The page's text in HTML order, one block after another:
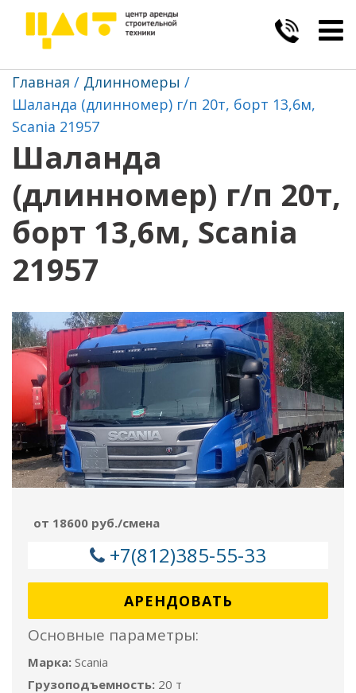
Главная
Длинномеры
Шаланда (длинномер) г/п 20т, борт 13,6м,
Scania 21957
Шаланда
(длинномер) г/п 20т,
борт 13,6м, Scania
21957
от 18600 руб./смена
+7(812)385-55-33
АРЕНДОВАТЬ
Основные параметры:
Марка: Scania
Грузоподъемность: 20 т